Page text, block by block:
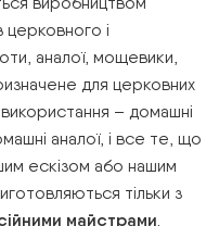
церковного і
аналої, мощевики,
для церковних
– домашні
аналої, і все те, що
ескізом або нашим
тільки з
майстрами.